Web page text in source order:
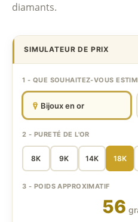
diamants.
SIMULATEUR DE PRIX
1 - QUE SOUHAITEZ-VOUS
Bijoux en or
2 - PURETÉ DE L'OR
8K 9K 14K 18K
3 - POIDS APPROXIMATIF
56